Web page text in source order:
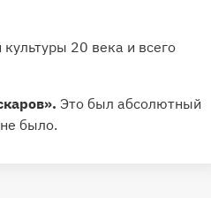
20 века и всего
Это был абсолютный
было.